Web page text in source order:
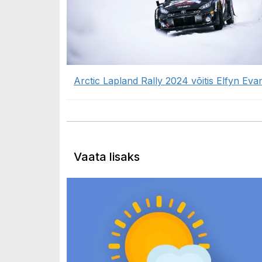
Arctic Lapland Rally 2024 võitis Elfyn
Vaata lisaks